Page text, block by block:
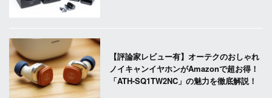
【評論家レビュー有】オーテクのおしゃれ
ノイキャンイヤホンがAmazonで超お得！
「ATH-SQ1TW2NC」の魅力を徹底解説！